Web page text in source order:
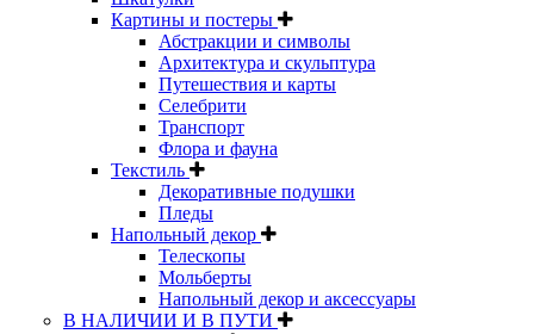
Картины и постеры
Абстракции и символы
Архитектура и скульптура
Путешествия и карты
Селебрити
Транспорт
Флора и фауна
Текстиль
Декоративные подушки
Пледы
Напольный декор
Телескопы
Мольберты
Напольный декор и аксессуары
В НАЛИЧИИ И В ПУТИ